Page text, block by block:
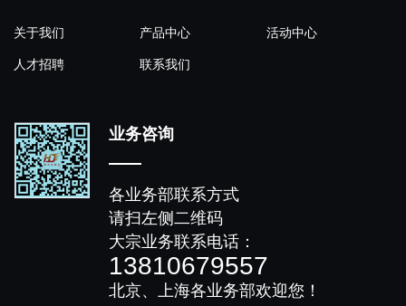
关于我们 产品中心 活动中心
人才招聘 联系我们
业务咨询
各业务部联系方式
请扫左侧二维码
大宗业务联系电话：
13810679557
北京、上海各业务部欢迎您！